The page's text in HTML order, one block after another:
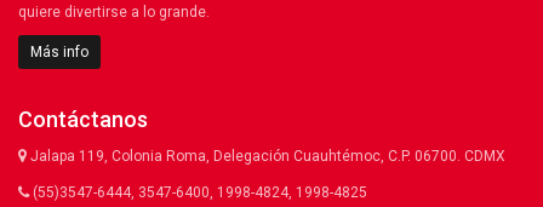
quiere divertirse a lo grande.
Más info
Contáctanos
Jalapa 119, Colonia Roma, Delegación Cuauhtémoc, C.P. 06700. CDMX
(55)3547-6444, 3547-6400, 1998-4824, 1998-4825